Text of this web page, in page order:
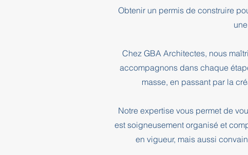
Obtenir un permis de construire
Chez GBA Architectes, nous
accompagnons dans chaque
masse, en passant par la
Notre expertise vous permet de
est soigneusement organisé et
en vigueur, mais aussi